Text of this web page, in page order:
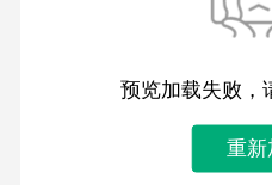
预览加载失败，
重新